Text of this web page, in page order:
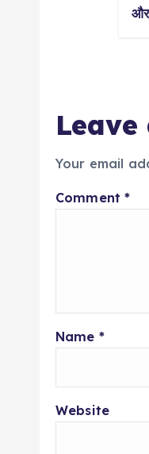
Leave
Your email
Comment*
Name *
Website